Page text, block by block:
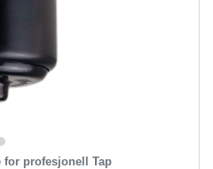
for profesjonell Tap